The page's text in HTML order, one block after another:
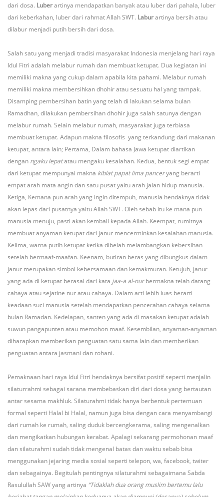
dari dosa. Luberartinya mendapatkan banyak atau luber dari pahala, luber
dari keberkahan, luber dari rahmat Allah SWT. Laburartinya bersih atau
dilabur menjadi putih bersih dari dosa.
Salah satu yang menjadi tradisi masyarakat Indonesia menjelang hari raya
Idul Fitri adalah melabur rumah dan membuat ketupat. Dua kegiatan ini
memiliki makna yang cukup dalam apabila kita pahami. Melabur rumah
memiliki makna membersihkan dhohir atau sesuatu hal yang tampak.
Disamping pembersihan batin yang telah di lakukan selama bulan
Ramadhan, dilakukan pembersihan dhohir juga salah satunya dengan
melabur rumah. Selain melabur rumah, masyarakat juga terbiasa
membuat ketupat. Adapun makna filosofis yang terkandung dari makanan
ketupat, antara lain; Pertama, Dalam bahasa Jawa ketupat diartikan
dengan ngaku lepatatau mengaku kesalahan. Kedua, bentuk segi empat
dari ketupat mempunyai makna kiblat papat lima panceryang berarti
empat arah mata angin dan satu pusat yaitu arah jalan hidup manusia.
Ketiga, Kemana pun arah yang ingin ditempuh, manusia hendaknya tidak
akan lepas dari pusatnya yaitu Allah SWT. Oleh sebab itu ke mana pun
manusia menuju, pasti akan kembali kepada Allah. Keempat, rumitnya
membuat anyaman ketupat dari janur mencerminkan kesalahan manusia.
Kelima, warna putih ketupat ketika dibelah melambangkan kebersihan
setelah bermaaf-maafan. Keenam, butiran beras yang dibungkus dalam
janur merupakan simbol kebersamaan dan kemakmuran. Ketujuh, janur
yang ada di ketupat berasal dari kata jaa-a al-nurbermakna telah datang
cahaya atau sejatine nur atau cahaya. Dalam arti lebih luas berarti
keadaan suci manusia setelah mendapatkan pencerahan cahaya selama
bulan Ramadan. Kedelapan, santen yang ada di masakan ketupat adalah
suwun pangapunten atau memohon maaf. Kesembilan, anyaman-anyaman
diharapkan memberikan penguatan satu sama lain dan memberikan
penguatan antara jasmani dan rohani.
Pemaknaan hari raya Idul Fitri hendaknya bersifat positif seperti menjalin
silaturrahmi sebagai sarana membebaskan diri dari dosa yang bertautan
antar sesama makhluk. Silaturahmi tidak hanya berbentuk pertemuan
formal seperti Halal bi Halal, namun juga bisa dengan cara menyambangi
dari rumah ke rumah, saling duduk bercengkerama, saling mengenalkan
dan mengikatkan hubungan kerabat. Apalagi sekarang permohonan maaf
dan silaturahmi sudah tidak mengenal batas dan waktu sebab bisa
menggunakan jejaring media sosial seperti telepon, wa, facebook, twiter
dan sebagainya. Begitulah pentingnya silaturahmi sebagaimana Sabda
Rasulullah SAW yang artinya “Tidaklah dua orang muslim bertemu lalu